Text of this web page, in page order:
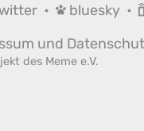
• bluesky •
und
des Meme e.V.